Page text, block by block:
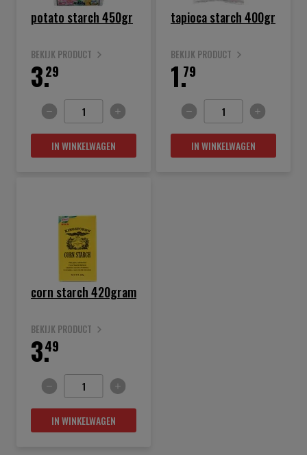
potato starch 450gr
BEKIJK PRODUCT
29
3.
IN WINKELWAGEN
tapioca starch 400gr
BEKIJK PRODUCT
79
1.
IN WINKELWAGEN
corn starch 420gram
BEKIJK PRODUCT
49
3.
IN WINKELWAGEN